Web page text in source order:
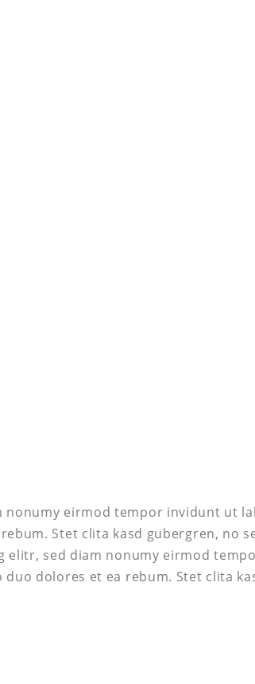
eirmod tempor invidunt ut
Stet clita kasd gubergren, no
sed diam nonumy eirmod
dolores et ea rebum. Stet clita